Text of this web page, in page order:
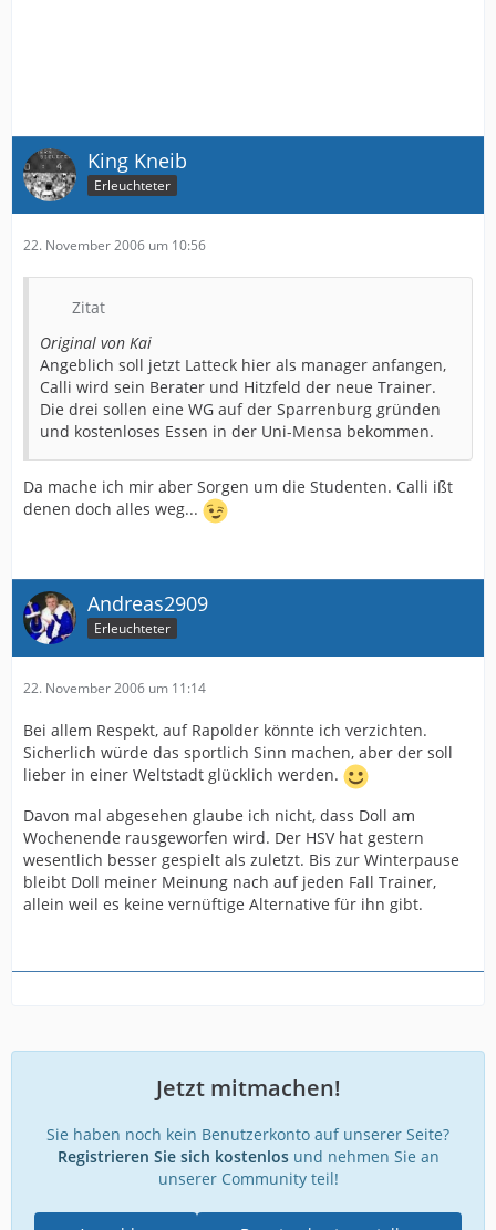
King Kneib
Erleuchteter
22. November 2006 um 10:56
Zitat
Original von Kai
Angeblich soll jetzt Latteck hier als manager anfangen,
Calli wird sein Berater und Hitzfeld der neue Trainer.
Die drei sollen eine WG auf der Sparrenburg gründen
und kostenloses Essen in der Uni-Mensa bekommen.
Da mache ich mir aber Sorgen um die Studenten. Calli ißt
denen doch alles weg...
Andreas2909
Erleuchteter
22. November 2006 um 11:14
Bei allem Respekt, auf Rapolder könnte ich verzichten.
Sicherlich würde das sportlich Sinn machen, aber der soll
lieber in einer Weltstadt glücklich werden.
Davon mal abgesehen glaube ich nicht, dass Doll am
Wochenende rausgeworfen wird. Der HSV hat gestern
wesentlich besser gespielt als zuletzt. Bis zur Winterpause
bleibt Doll meiner Meinung nach auf jeden Fall Trainer,
allein weil es keine vernüftige Alternative für ihn gibt.
Jetzt mitmachen!
Sie haben noch kein Benutzerkonto auf unserer Seite?
Registrieren Sie sich kostenlosund nehmen Sie an
unserer Community teil!